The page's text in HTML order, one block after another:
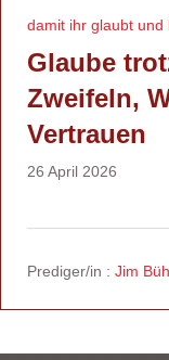
damit ihr glaubt und
Glaube
Zweifeln,
Vertrauen
26 April 2026
Prediger/in : Jim